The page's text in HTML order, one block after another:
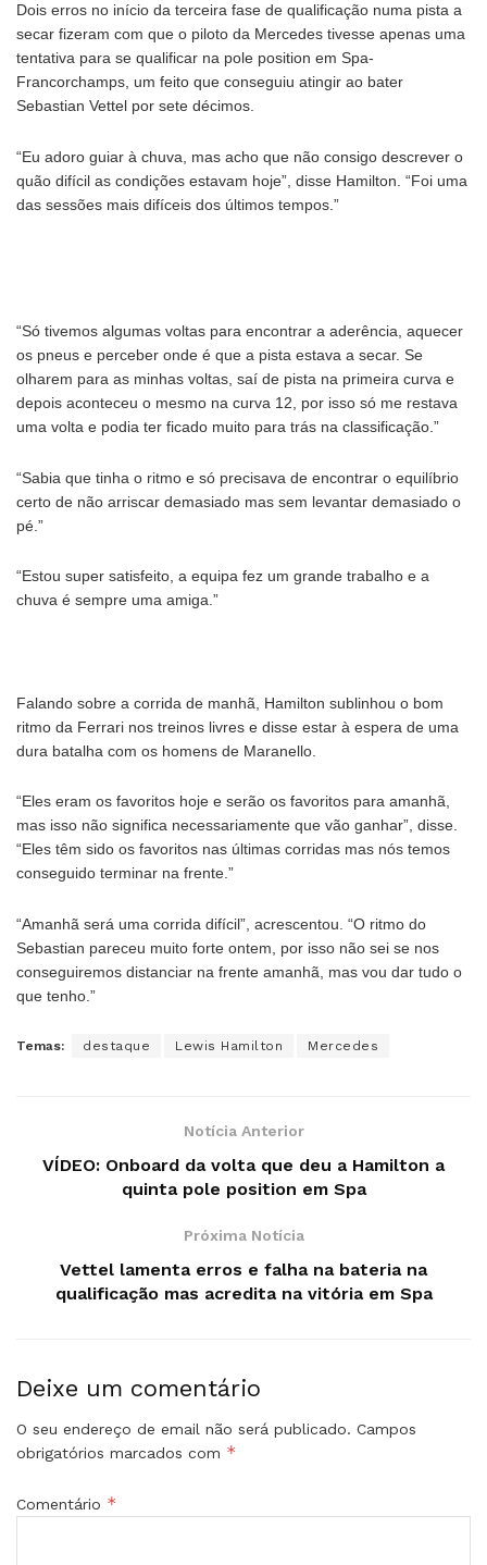
Dois erros no início da terceira fase de qualificação numa pista a
secar fizeram com que o piloto da Mercedes tivesse apenas uma
tentativa para se qualificar na pole position em Spa-
Francorchamps, um feito que conseguiu atingir ao bater
Sebastian Vettel por sete décimos.
“Eu adoro guiar à chuva, mas acho que não consigo descrever o
quão difícil as condições estavam hoje”, disse Hamilton. “Foi uma
das sessões mais difíceis dos últimos tempos.”
“Só tivemos algumas voltas para encontrar a aderência, aquecer
os pneus e perceber onde é que a pista estava a secar. Se
olharem para as minhas voltas, saí de pista na primeira curva e
depois aconteceu o mesmo na curva 12, por isso só me restava
uma volta e podia ter ficado muito para trás na classificação.”
“Sabia que tinha o ritmo e só precisava de encontrar o equilíbrio
certo de não arriscar demasiado mas sem levantar demasiado o
pé.”
“Estou super satisfeito, a equipa fez um grande trabalho e a
chuva é sempre uma amiga.”
Falando sobre a corrida de manhã, Hamilton sublinhou o bom
ritmo da Ferrari nos treinos livres e disse estar à espera de uma
dura batalha com os homens de Maranello.
“Eles eram os favoritos hoje e serão os favoritos para amanhã,
mas isso não significa necessariamente que vão ganhar”, disse.
“Eles têm sido os favoritos nas últimas corridas mas nós temos
conseguido terminar na frente.”
“Amanhã será uma corrida difícil”, acrescentou. “O ritmo do
Sebastian pareceu muito forte ontem, por isso não sei se nos
conseguiremos distanciar na frente amanhã, mas vou dar tudo o
que tenho.”
Temas: destaque Lewis Hamilton Mercedes
Notícia Anterior
VÍDEO: Onboard da volta que deu a Hamilton a
quinta pole position em Spa
Próxima Notícia
Vettel lamenta erros e falha na bateria na
qualificação mas acredita na vitória em Spa
Deixe um comentário
O seu endereço de email não será publicado. Campos
obrigatórios marcados com *
Comentário *